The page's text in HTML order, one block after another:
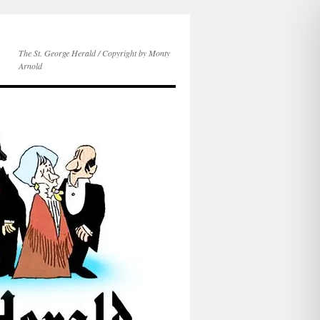
The St. George Herald / Copyright by Monty
Arnold